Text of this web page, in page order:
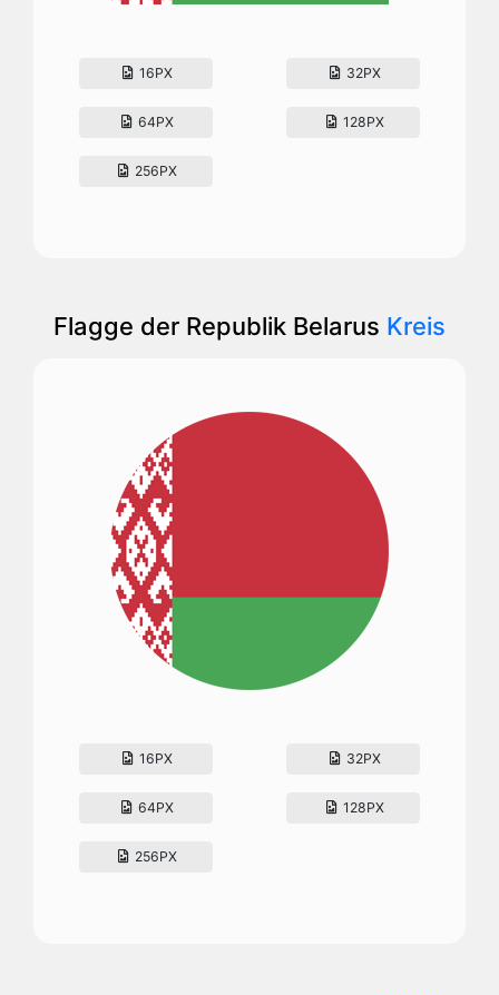
16PX 32PX
64PX 128PX
256PX
Flagge der Republik Belarus Kreis
16PX 32PX
64PX 128PX
256PX